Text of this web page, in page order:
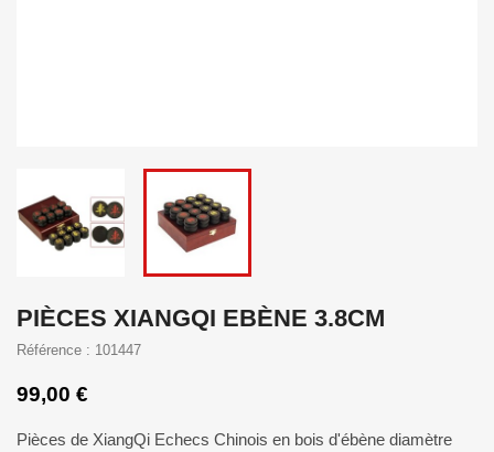
PIÈCES XIANGQI EBÈNE 3.8CM
Référence : 101447
99,00 €
Pièces de XiangQi Echecs Chinois en bois d'ébène diamètre